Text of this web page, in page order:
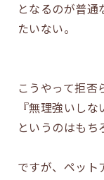
となるのが普通
たいない。
こうやって拒否
『無理強いしな
というのはもち
ですが、ペット